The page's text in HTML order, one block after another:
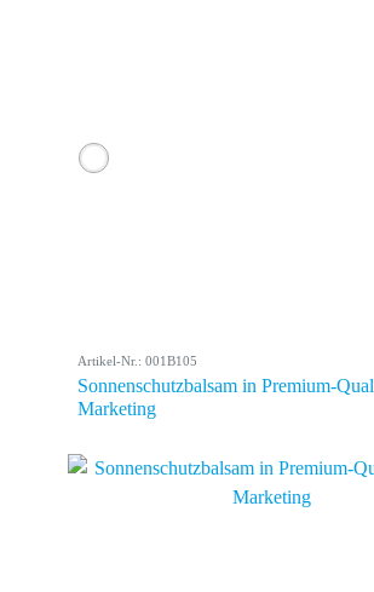
Artikel-Nr.: 001B105
Sonnenschutzbalsam in Premium-
Marketing